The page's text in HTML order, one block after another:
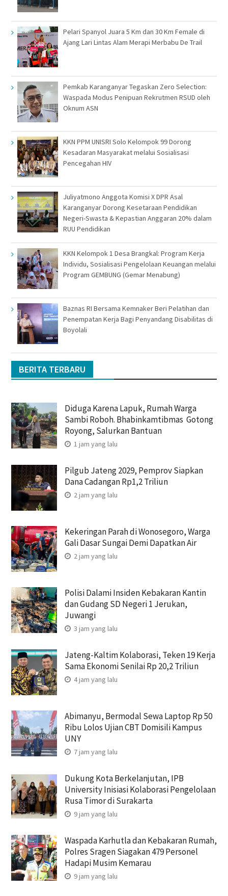
Pelari Spanyol Juara 5 Km dan 30 Km Female di
Ajang Lari Lintas Alam Merapi Merbabu De Trail
Pemkab Karanganyar Tegaskan Zero Selection:
Waspada Modus Penipuan Rekrutmen RSUD oleh
Oknum ASN
KKN PPM UNISRI Solo Kelompok 99 Dorong
Kesadaran Masyarakat melalui Sosialisasi
Pencegahan HIV
Juliyatmono Anggota Komisi X DPR Asal
Karanganyar Dorong Kesetaraan Pendidikan
Negeri-Swasta & Kepastian Anggaran 20% dalam
RUU Pendidikan
KKN Kelompok 1 Desa Brangkal: Program Kerja
Individu, Sosialisasi Pengelolaan Keuangan melalui
Program GEMBUNG (Gemar Menabung)
Baznas RI Bersama Kemnaker Beri Pelatihan dan
Penempatan Kerja Bagi Penyandang Disabilitas di
Boyolali
BERITA TERBARU
Diduga Karena Lapuk, Rumah Warga
Sambi Roboh. Bhabinkamtibmas Gotong
Royong, Salurkan Bantuan
1 jam yang lalu
Pilgub Jateng 2029, Pemprov Siapkan
Dana Cadangan Rp1,2 Triliun
2 jam yang lalu
Kekeringan Parah di Wonosegoro, Warga
Gali Dasar Sungai Demi Dapatkan Air
2 jam yang lalu
Polisi Dalami Insiden Kebakaran Kantin
dan Gudang SD Negeri 1 Jerukan,
Juwangi
3 jam yang lalu
Jateng-Kaltim Kolaborasi, Teken 19 Kerja
Sama Ekonomi Senilai Rp 20,2 Triliun
4 jam yang lalu
Abimanyu, Bermodal Sewa Laptop Rp 50
Ribu Lolos Ujian CBT Domisili Kampus
UNY
7 jam yang lalu
Dukung Kota Berkelanjutan, IPB
University Inisiasi Kolaborasi Pengelolaan
Rusa Timor di Surakarta
9 jam yang lalu
Waspada Karhutla dan Kebakaran Rumah,
Polres Sragen Siagakan 479 Personel
Hadapi Musim Kemarau
9 jam yang lalu